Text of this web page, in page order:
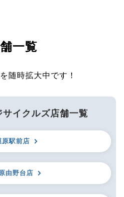
一覧
随時拡大中です！
イクルズ店舗一覧
原駅前店
由野台店